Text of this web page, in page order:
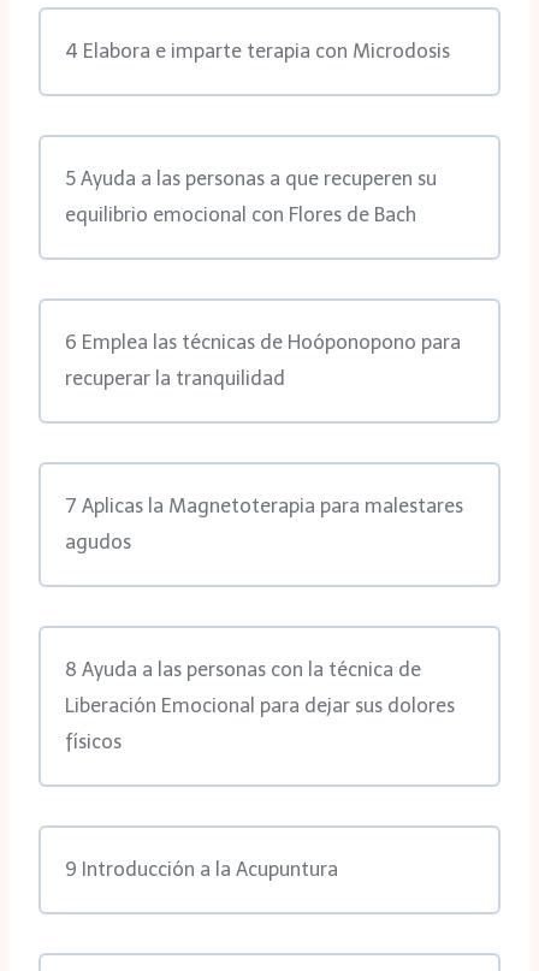
4 Elabora e imparte terapia con Microdosis
5 Ayuda a las personas a que recuperen su
equilibrio emocional con Flores de Bach
6 Emplea las técnicas de Hoóponopono para
recuperar la tranquilidad
7 Aplicas la Magnetoterapia para malestares
agudos
8 Ayuda a las personas con la técnica de
Liberación Emocional para dejar sus dolores
físicos
9 Introducción a la Acupuntura